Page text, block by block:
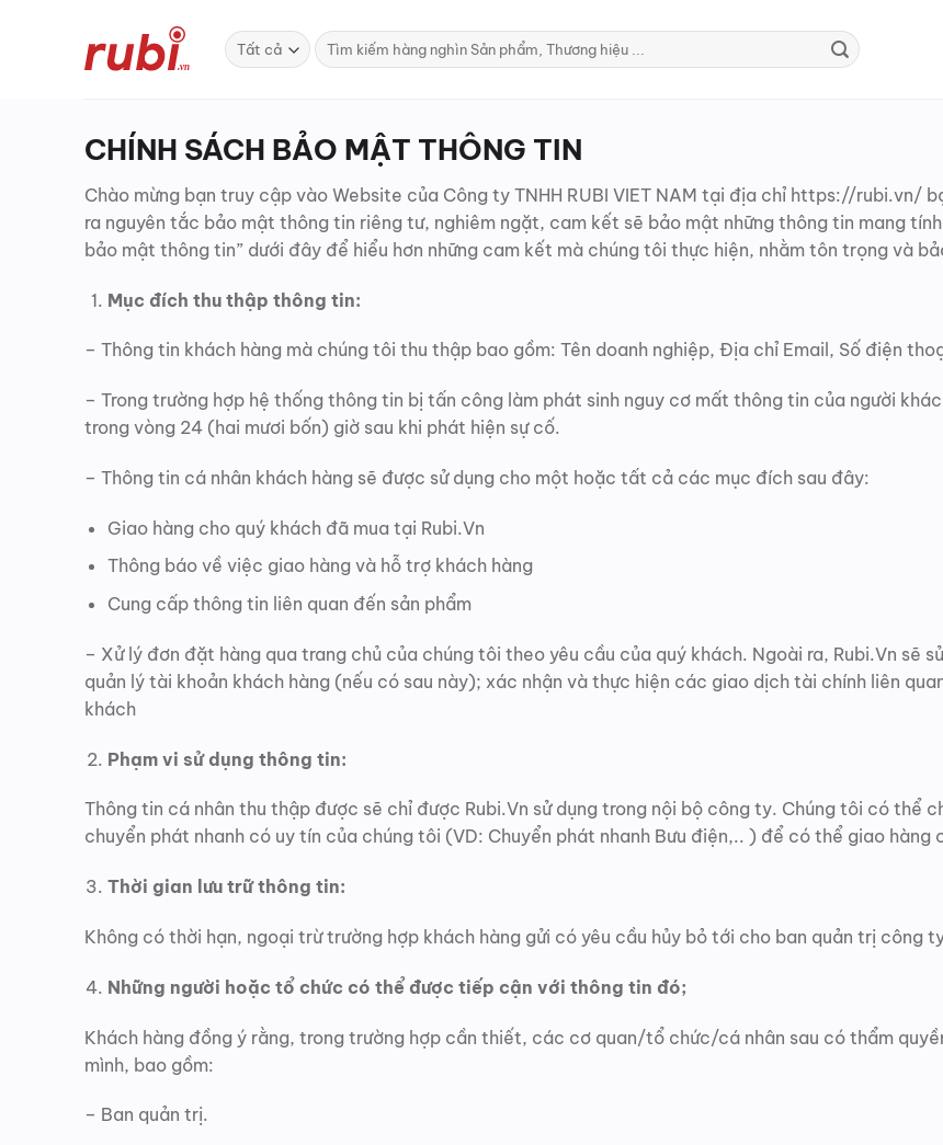
Tìm
kiếm:
CHÍNH SÁCH BẢO MẬT THÔNG TIN
Chào mừng bạn truy cập vào Website của Công ty TNHH RUBI VIET NAM tại địa chỉ https://rubi.vn/
ra nguyên tắc bảo mật thông tin riêng tư, nghiêm ngặt, cam kết sẽ bảo mật những thông tin mang
bảo mật thông tin” dưới đây để hiểu hơn những cam kết mà chúng tôi thực hiện, nhằm tôn trọng và
Mục đích thu thập thông tin:
– Thông tin khách hàng mà chúng tôi thu thập bao gồm: Tên doanh nghiệp, Địa chỉ Email, Số điện
– Trong trường hợp hệ thống thông tin bị tấn công làm phát sinh nguy cơ mất thông tin của người
trong vòng 24 (hai mươi bốn) giờ sau khi phát hiện sự cố.
– Thông tin cá nhân khách hàng sẽ được sử dụng cho một hoặc tất cả các mục đích sau đây:
Giao hàng cho quý khách đã mua tại Rubi.Vn
Thông báo về việc giao hàng và hỗ trợ khách hàng
Cung cấp thông tin liên quan đến sản phẩm
– Xử lý đơn đặt hàng qua trang chủ của chúng tôi theo yêu cầu của quý khách. Ngoài ra, Rubi.Vn sẽ
quản lý tài khoản khách hàng (nếu có sau này); xác nhận và thực hiện các giao dịch tài chính liên
khách
Phạm vi sử dụng thông tin:
Thông tin cá nhân thu thập được sẽ chỉ được Rubi.Vn sử dụng trong nội bộ công ty. Chúng tôi có thể
chuyển phát nhanh có uy tín của chúng tôi (VD: Chuyển phát nhanh Bưu điện,.. ) để có thể giao hàng
Thời gian lưu trữ thông tin:
Không có thời hạn, ngoại trừ trường hợp khách hàng gửi có yêu cầu hủy bỏ tới cho ban quản trị công
Những người hoặc tổ chức có thể được tiếp cận với thông tin đó;
Khách hàng đồng ý rằng, trong trường hợp cần thiết, các cơ quan/tổ chức/cá nhân sau có thẩm
mình, bao gồm:
– Ban quản trị.